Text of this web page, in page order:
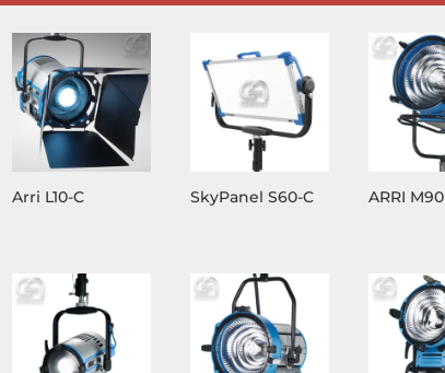
Arri L10-C SkyPanel S60-C ARRI M90